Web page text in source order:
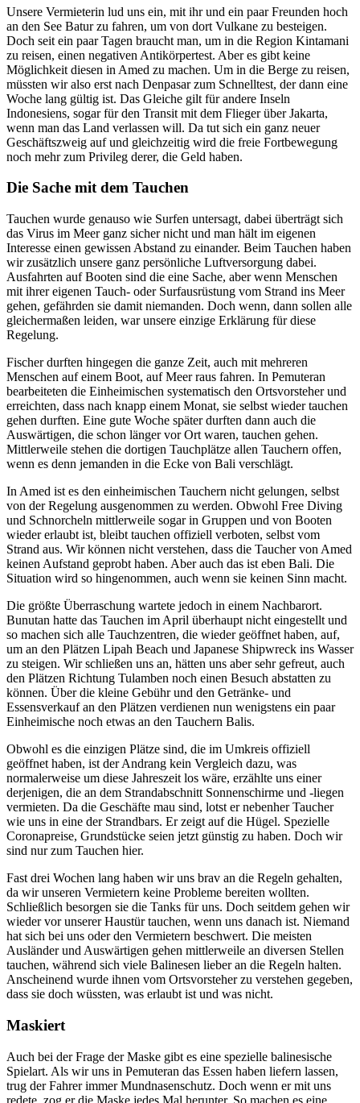
Unsere Vermieterin lud uns ein, mit ihr und ein paar Freunden hoch
an den See Batur zu fahren, um von dort Vulkane zu besteigen.
Doch seit ein paar Tagen braucht man, um in die Region Kintamani
zu reisen, einen negativen Antikörpertest. Aber es gibt keine
Möglichkeit diesen in Amed zu machen. Um in die Berge zu reisen,
müssten wir also erst nach Denpasar zum Schnelltest, der dann eine
Woche lang gültig ist. Das Gleiche gilt für andere Inseln
Indonesiens, sogar für den Transit mit dem Flieger über Jakarta,
wenn man das Land verlassen will. Da tut sich ein ganz neuer
Geschäftszweig auf und gleichzeitig wird die freie Fortbewegung
noch mehr zum Privileg derer, die Geld haben.
Die Sache mit dem Tauchen
Tauchen wurde genauso wie Surfen untersagt, dabei überträgt sich
das Virus im Meer ganz sicher nicht und man hält im eigenen
Interesse einen gewissen Abstand zu einander. Beim Tauchen haben
wir zusätzlich unsere ganz persönliche Luftversorgung dabei.
Ausfahrten auf Booten sind die eine Sache, aber wenn Menschen
mit ihrer eigenen Tauch- oder Surfausrüstung vom Strand ins Meer
gehen, gefährden sie damit niemanden. Doch wenn, dann sollen alle
gleichermaßen leiden, war unsere einzige Erklärung für diese
Regelung.
Fischer durften hingegen die ganze Zeit, auch mit mehreren
Menschen auf einem Boot, auf Meer raus fahren. In Pemuteran
bearbeiteten die Einheimischen systematisch den Ortsvorsteher und
erreichten, dass nach knapp einem Monat, sie selbst wieder tauchen
gehen durften. Eine gute Woche später durften dann auch die
Auswärtigen, die schon länger vor Ort waren, tauchen gehen.
Mittlerweile stehen die dortigen Tauchplätze allen Tauchern offen,
wenn es denn jemanden in die Ecke von Bali verschlägt.
In Amed ist es den einheimischen Tauchern nicht gelungen, selbst
von der Regelung ausgenommen zu werden. Obwohl Free Diving
und Schnorcheln mittlerweile sogar in Gruppen und von Booten
wieder erlaubt ist, bleibt tauchen offiziell verboten, selbst vom
Strand aus. Wir können nicht verstehen, dass die Taucher von Amed
keinen Aufstand geprobt haben. Aber auch das ist eben Bali. Die
Situation wird so hingenommen, auch wenn sie keinen Sinn macht.
Die größte Überraschung wartete jedoch in einem Nachbarort.
Bunutan hatte das Tauchen im April überhaupt nicht eingestellt und
so machen sich alle Tauchzentren, die wieder geöffnet haben, auf,
um an den Plätzen Lipah Beach und Japanese Shipwreck ins Wasser
zu steigen. Wir schließen uns an, hätten uns aber sehr gefreut, auch
den Plätzen Richtung Tulamben noch einen Besuch abstatten zu
können. Über die kleine Gebühr und den Getränke- und
Essensverkauf an den Plätzen verdienen nun wenigstens ein paar
Einheimische noch etwas an den Tauchern Balis.
Obwohl es die einzigen Plätze sind, die im Umkreis offiziell
geöffnet haben, ist der Andrang kein Vergleich dazu, was
normalerweise um diese Jahreszeit los wäre, erzählte uns einer
derjenigen, die an dem Strandabschnitt Sonnenschirme und -liegen
vermieten. Da die Geschäfte mau sind, lotst er nebenher Taucher
wie uns in eine der Strandbars. Er zeigt auf die Hügel. Spezielle
Coronapreise, Grundstücke seien jetzt günstig zu haben. Doch wir
sind nur zum Tauchen hier.
Fast drei Wochen lang haben wir uns brav an die Regeln gehalten,
da wir unseren Vermietern keine Probleme bereiten wollten.
Schließlich besorgen sie die Tanks für uns. Doch seitdem gehen wir
wieder vor unserer Haustür tauchen, wenn uns danach ist. Niemand
hat sich bei uns oder den Vermietern beschwert. Die meisten
Ausländer und Auswärtigen gehen mittlerweile an diversen Stellen
tauchen, während sich viele Balinesen lieber an die Regeln halten.
Anscheinend wurde ihnen vom Ortsvorsteher zu verstehen gegeben,
dass sie doch wüssten, was erlaubt ist und was nicht.
Maskiert
Auch bei der Frage der Maske gibt es eine spezielle balinesische
Spielart. Als wir uns in Pemuteran das Essen haben liefern lassen,
trug der Fahrer immer Mundnasenschutz. Doch wenn er mit uns
redete, zog er die Maske jedes Mal herunter. So machen es eine